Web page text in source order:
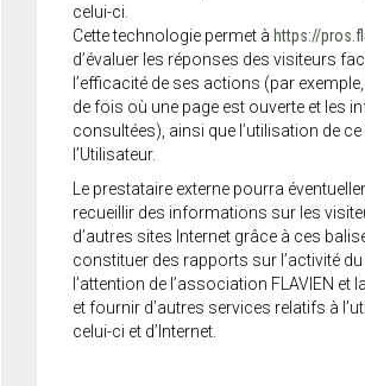
celui-ci.
Cette technologie permet à https://
d’évaluer les réponses des visiteurs
l’efficacité de ses actions (par
de fois où une page est ouverte et les
consultées), ainsi que l’utilisation de ce
l’Utilisateur.
Le prestataire externe pourra
recueillir des informations sur les
d’autres sites Internet grâce à ces
constituer des rapports sur l’activité du
l’attention de l’association FLAVIEN et
et fournir d’autres services relatifs à
celui-ci et d’Internet.